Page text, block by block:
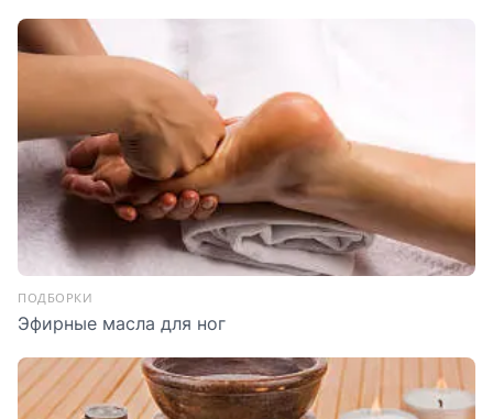
ПОДБОРКИ
Эфирные масла для ног